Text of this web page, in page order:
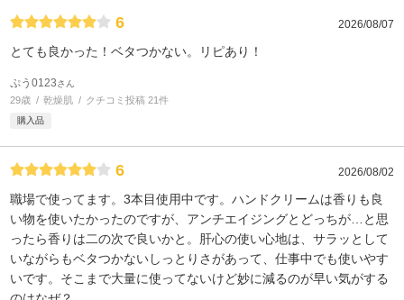
6 2026/08/07
とても良かった！ベタつかない。リピあり！
ぷう0123さん
29歳 乾燥肌 クチコミ投稿 21件
購入品
6 2026/08/02
職場で使ってます。3本目使用中です。ハンドクリームは香りも良
い物を使いたかったのですが、アンチエイジングとどっちが…と思
ったら香りは二の次で良いかと。肝心の使い心地は、サラッとして
いながらもベタつかないしっとりさがあって、仕事中でも使いやす
いです。そこまで大量に使ってないけど妙に減るのが早い気がする